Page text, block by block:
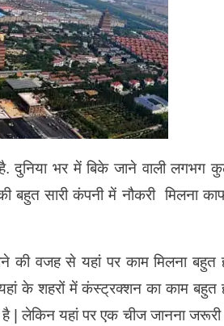
दुनिया भर में बिके जाने वाली लगभग
बहुत सारी कंपनी में नौकरी मिलना
की वजह से यहां पर काम मिलना बहुत
के शहरों में कंस्ट्रक्शन का काम बहुत
| लेकिन यहां पर एक चीज जानना जरूरी